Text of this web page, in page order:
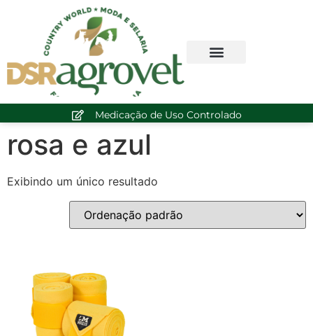
Medicação de Uso Controlado
rosa e azul
Exibindo um único resultado